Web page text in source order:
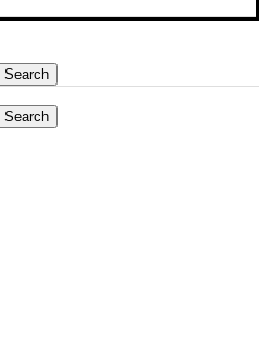
Search
Search